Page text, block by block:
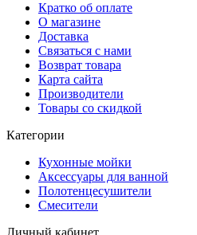
Кратко об оплате
О магазине
Доставка
Связаться с нами
Возврат товара
Карта сайта
Производители
Товары со скидкой
Категории
Кухонные мойки
Аксессуары для ванной
Полотенцесушители
Смесители